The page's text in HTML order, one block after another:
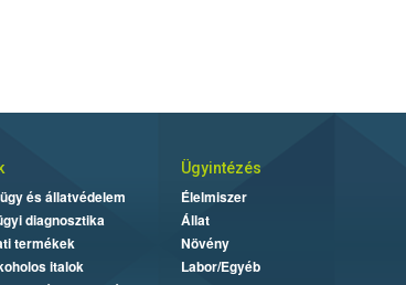
és állatvédelem
diagnosztika
termékek
italok
Ügyintézés
Élelmiszer
Állat
Növény
Labor/Egyéb